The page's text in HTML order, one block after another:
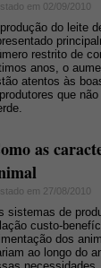
em 02/09/2010
do leite
restrito de
anos, o
atentos às
que
as
em 27/08/2010
sistemas de
custo-
dos
ao longo do